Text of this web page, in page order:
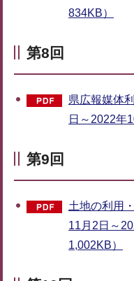
834KB）
第8回
県広報媒体
日～2022年
第9回
土地の利用
11月2日～
1,002KB）